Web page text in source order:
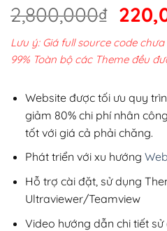
2,800,000₫ Giá
gốc
là:
Lưu ý: Giá full source code
99% Toàn bộ các Theme đều
Website được tối ưu quy
giảm 80% chi phí nhân
tốt với giá cả phải chăng.
Phát triển với xu hướng
Hỗ trợ cài đặt, sử dụng
Ultraviewer/Teamview
Video hướng dẫn chi tiết